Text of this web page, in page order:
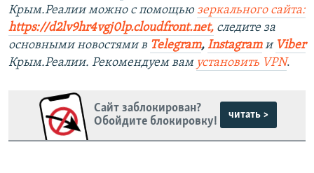
Крым.Реалии можно с помощью зеркального сайта:
https://d2lv9hr4vgj0lp.cloudfront.net, следите за
основными новостями в Telegram, Instagramи Viber
Крым.Реалии. Рекомендуем вам установить VPN.
Сайт заблокирован?
Обойдите блокировку!
читать >